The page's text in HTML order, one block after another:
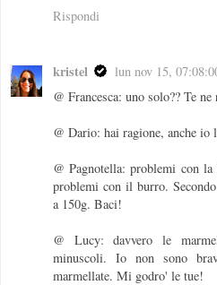
Rispondi
kristel
lun nov 15,
@ Francesca: uno solo?? Te
@ Dario: hai ragione, anche
@ Pagnotella: problemi con
problemi con il burro.
a 150g. Baci!
@ Lucy: davvero le
minuscoli. Io non sono
marmellate. Mi godro' le tue!